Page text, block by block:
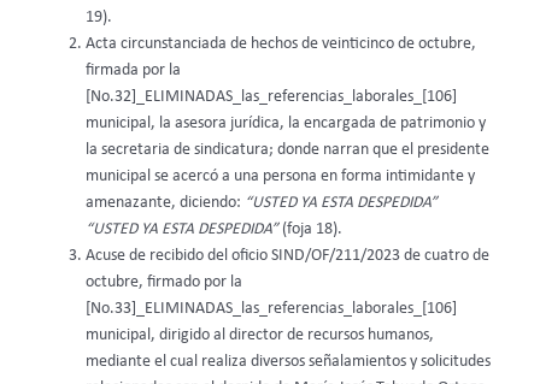
19).
Acta circunstanciada de hechos de veinticinco de octubre,
firmada por la
[No.32]_ELIMINADAS_las_referencias_laborales_[106]
municipal, la asesora jurídica, la encargada de patrimonio y
la secretaria de sindicatura; donde narran que el presidente
municipal se acercó a una persona en forma intimidante y
amenazante, diciendo: “USTED YA ESTA DESPEDIDA”
“USTED YA ESTA DESPEDIDA” (foja 18).
Acuse de recibido del oficio SIND/OF/211/2023 de cuatro de
octubre, firmado por la
[No.33]_ELIMINADAS_las_referencias_laborales_[106]
municipal, dirigido al director de recursos humanos,
mediante el cual realiza diversos señalamientos y solicitudes